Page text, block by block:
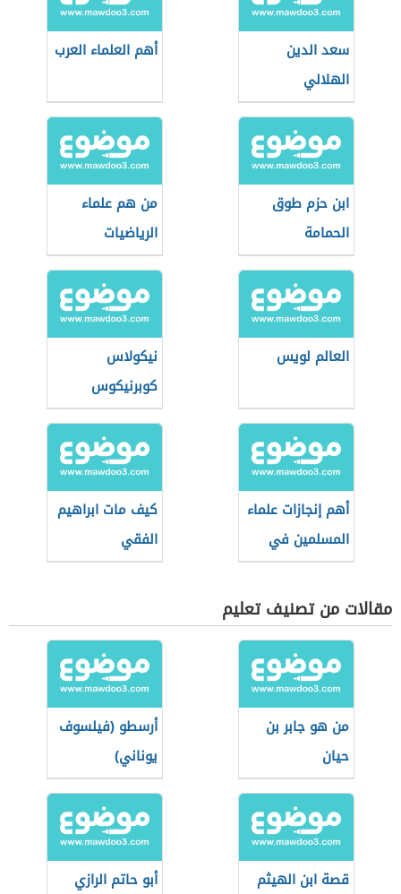
سعد الدين
الهلالي
أهم العلماء العرب
ابن حزم طوق
الحمامة
من هم علماء
الرياضيات
العالم لويس
نيكولاس
كوبرنيكوس
(مؤسس علم
الفلك الحديث)
أهم إنجازات علماء
المسلمين في
الطب
كيف مات ابراهيم
الفقي
مقالات من تصنيف تعليم
من هو جابر بن
حيان
أرسطو (فيلسوف
يوناني)
قصة ابن الهيثم
أبو حاتم الرازي